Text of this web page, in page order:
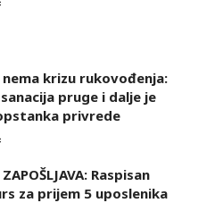
nema krizu rukovođenja:
pruge i dalje je
privrede
Raspisan
za prijem 5 uposlenika